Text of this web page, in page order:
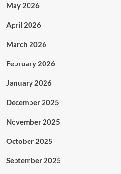
May 2026
April 2026
March 2026
February 2026
January 2026
December 2025
November 2025
October 2025
September 2025